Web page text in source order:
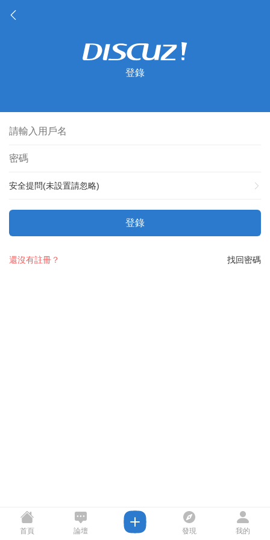
登錄
安全提問(未設置請忽略)
登錄
找回密碼
還沒有註冊？
首頁 論壇 發現 我的